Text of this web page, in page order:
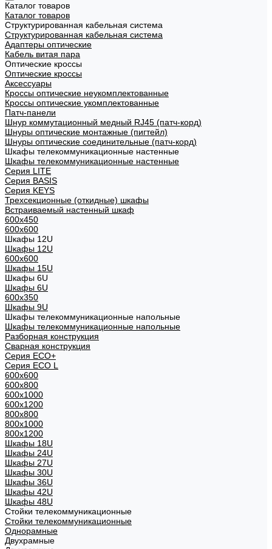
Каталог товаров
Каталог товаров
Структурированная кабельная система
Структурированная кабельная система
Адаптеры оптические
Кабель витая пара
Оптические кроссы
Оптические кроссы
Аксессуары
Кроссы оптические неукомплектованные
Кроссы оптические укомплектованные
Патч-панели
Шнур коммутационный медный RJ45 (патч-корд)
Шнуры оптические монтажные (пигтейл)
Шнуры оптические соединительные (патч-корд)
Шкафы телекоммуникационные настенные
Шкафы телекоммуникационные настенные
Cерия LITE
Cерия BASIS
Cерия KEYS
Трехсекционные (откидные) шкафы
Встраиваемый настенный шкаф
600x450
600x600
Шкафы 12U
Шкафы 12U
600x600
Шкафы 15U
Шкафы 6U
Шкафы 6U
600x350
Шкафы 9U
Шкафы телекоммуникационные напольные
Шкафы телекоммуникационные напольные
Разборная конструкция
Сварная конструкция
Серия ECO+
Серия ECO L
600x600
600x800
600х1000
600х1200
800x800
800х1000
800х1200
Шкафы 18U
Шкафы 24U
Шкафы 27U
Шкафы 30U
Шкафы 36U
Шкафы 42U
Шкафы 48U
Стойки телекоммуникационные
Стойки телекоммуникационные
Однорамные
Двухрамные